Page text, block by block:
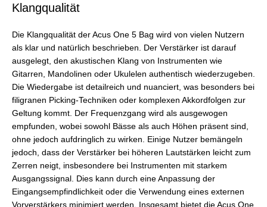
Klangqualität
Die Klangqualität der Acus One 5 Bag wird von vielen Nutzern
als klar und natürlich beschrieben. Der Verstärker ist darauf
ausgelegt, den akustischen Klang von Instrumenten wie
Gitarren, Mandolinen oder Ukulelen authentisch wiederzugeben.
Die Wiedergabe ist detailreich und nuanciert, was besonders bei
filigranen Picking-Techniken oder komplexen Akkordfolgen zur
Geltung kommt. Der Frequenzgang wird als ausgewogen
empfunden, wobei sowohl Bässe als auch Höhen präsent sind,
ohne jedoch aufdringlich zu wirken. Einige Nutzer bemängeln
jedoch, dass der Verstärker bei höheren Lautstärken leicht zum
Zerren neigt, insbesondere bei Instrumenten mit starkem
Ausgangssignal. Dies kann durch eine Anpassung der
Eingangsempfindlichkeit oder die Verwendung eines externen
Vorverstärkers minimiert werden. Insgesamt bietet die Acus One